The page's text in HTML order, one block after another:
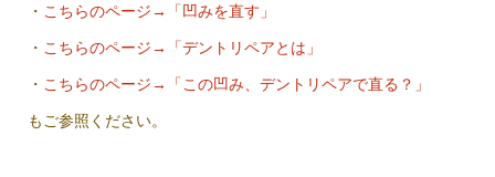
・ こちらのページ→「凹みを直す」
・ こちらのページ→「デントリペアとは」
・ こちらのページ→「この凹み、デントリペアで直る？」
もご参照ください。